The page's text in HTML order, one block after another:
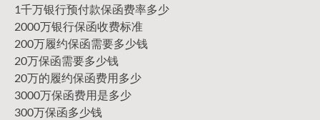
1千万银行预付款保函费率多少
2000万银行保函收费标准
200万履约保函需要多少钱
20万保函需要多少钱
20万的履约保函费用多少
3000万保函费用是多少
300万保函多少钱